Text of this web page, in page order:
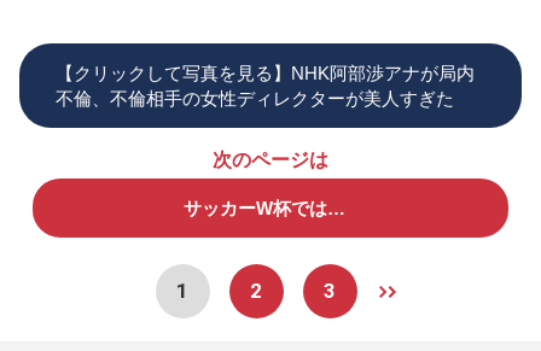
【クリックして写真を見る】NHK阿部渉アナが局内
不倫、不倫相手の女性ディレクターが美人すぎた
次のページは
サッカーW杯では…
1 2 3